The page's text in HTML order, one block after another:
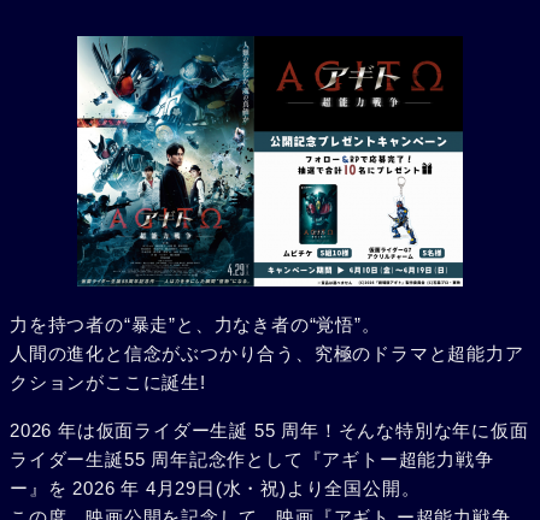
力を持つ者の“暴走”と、力なき者の“覚悟”。
人間の進化と信念がぶつかり合う、究極のドラマと超能力ア
クションがここに誕生!
2026 年は仮面ライダー生誕 55 周年！そんな特別な年に仮面
ライダー生誕55 周年記念作として『アギトー超能力戦争
ー』を 2026 年 4月29日(水・祝)より全国公開。